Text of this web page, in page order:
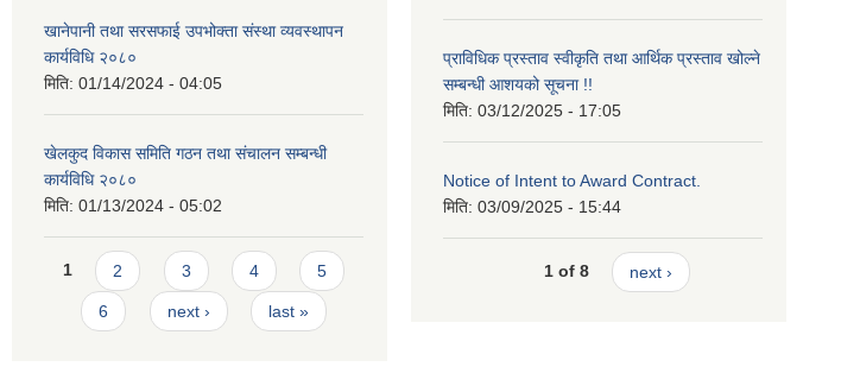
खानेपानी तथा सरसफाई उपभोक्ता संस्था व्यवस्थापन
कार्यविधि २०८०
मिति: 01/14/2024 - 04:05
खेलकुद विकास समिति गठन तथा संचालन सम्बन्धी
कार्यविधि २०८०
मिति: 01/13/2024 - 05:02
Pages
1 2 3 4 5
6 next › last »
प्राविधिक प्रस्ताव स्वीकृति तथा आर्थिक प्रस्ताव खोल्ने
सम्बन्धी आशयको सूचना !!
मिति: 03/12/2025 - 17:05
Notice of Intent to Award Contract.
मिति: 03/09/2025 - 15:44
1 of 8 next ›